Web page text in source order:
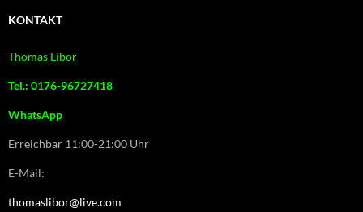
KONTAKT
Thomas Libor
Tel.: 0176-96727418
WhatsApp
Erreichbar 11:00-21:00 Uhr
E-Mail:
thomaslibor@live.com